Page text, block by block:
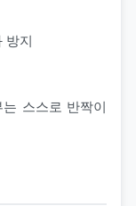
방지
스스로 반짝이